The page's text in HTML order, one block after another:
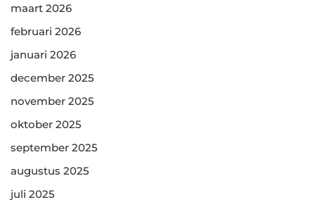
maart 2026
februari 2026
januari 2026
december 2025
november 2025
oktober 2025
september 2025
augustus 2025
juli 2025